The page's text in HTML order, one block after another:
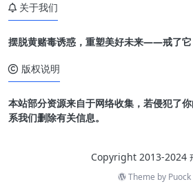
关于我们
摆脱黄赌毒诱惑，重塑美好未来——戒了它
版权说明
本站部分资源来自于网络收集，若侵犯了
系我们删除有关信息。
Copyright 2013-2024
Theme by Puock